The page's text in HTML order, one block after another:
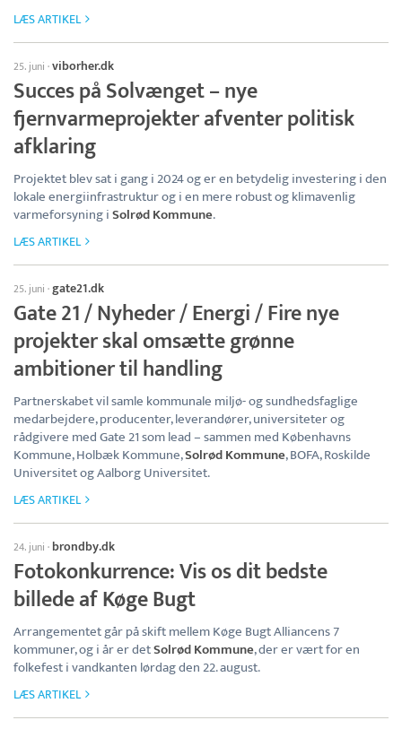
LÆS ARTIKEL
25. juni ·viborher.dk
Succes på Solvænget – nye
fjernvarmeprojekter afventer politisk
afklaring
Projektet blev sat i gang i 2024 og er en betydelig investering i den
lokale energiinfrastruktur og i en mere robust og klimavenlig
varmeforsyning iSolrød Kommune.
LÆS ARTIKEL
25. juni ·gate21.dk
Gate 21 / Nyheder / Energi / Fire nye
projekter skal omsætte grønne
ambitioner til handling
Partnerskabet vil samle kommunale miljø- og sundhedsfaglige
medarbejdere, producenter, leverandører, universiteter og
rådgivere med Gate 21 som lead – sammen med Københavns
Kommune, Holbæk Kommune,Solrød Kommune, BOFA, Roskilde
Universitet og Aalborg Universitet.
LÆS ARTIKEL
24. juni · brondby.dk
Fotokonkurrence: Vis os dit bedste
billede af Køge Bugt
Arrangementet går på skift mellem Køge Bugt Alliancens 7
kommuner, og i år er detSolrød Kommune, der er vært for en
folkefest i vandkanten lørdag den 22. august.
LÆS ARTIKEL